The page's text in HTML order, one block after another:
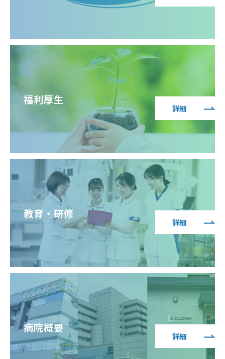
福利厚生
詳細
教育・研修
詳細
病院概要
詳細